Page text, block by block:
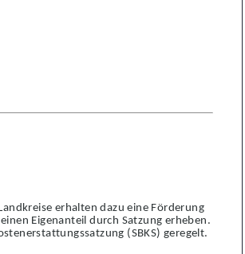
erhalten dazu eine Förderung
Eigenanteil durch Satzung erheben.
(SBKS) geregelt.